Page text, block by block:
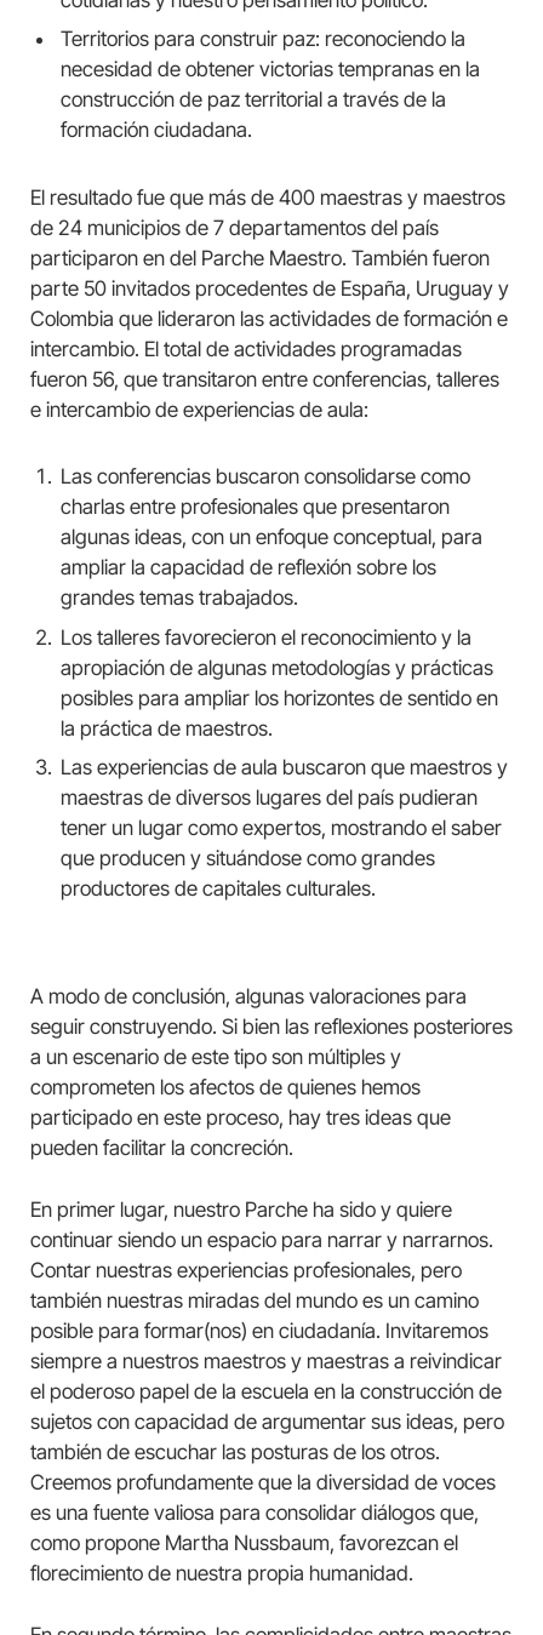
Territorios para construir paz: reconociendo la
necesidad de obtener victorias tempranas en la
construcción de paz territorial a través de la
formación ciudadana.
El resultado fue que más de 400 maestras y maestros
de 24 municipios de 7 departamentos del país
participaron en del Parche Maestro. También fueron
parte 50 invitados procedentes de España, Uruguay y
Colombia que lideraron las actividades de formación e
intercambio. El total de actividades programadas
fueron 56, que transitaron entre conferencias, talleres
e intercambio de experiencias de aula:
Las conferencias buscaron consolidarse como
charlas entre profesionales que presentaron
algunas ideas, con un enfoque conceptual, para
ampliar la capacidad de reflexión sobre los
grandes temas trabajados.
Los talleres favorecieron el reconocimiento y la
apropiación de algunas metodologías y prácticas
posibles para ampliar los horizontes de sentido en
la práctica de maestros.
Las experiencias de aula buscaron que maestros y
maestras de diversos lugares del país pudieran
tener un lugar como expertos, mostrando el saber
que producen y situándose como grandes
productores de capitales culturales.
A modo de conclusión, algunas valoraciones para
seguir construyendo. Si bien las reflexiones posteriores
a un escenario de este tipo son múltiples y
comprometen los afectos de quienes hemos
participado en este proceso, hay tres ideas que
pueden facilitar la concreción.
En primer lugar, nuestro Parche ha sido y quiere
continuar siendo un espacio para narrar y narrarnos.
Contar nuestras experiencias profesionales, pero
también nuestras miradas del mundo es un camino
posible para formar(nos) en ciudadanía. Invitaremos
siempre a nuestros maestros y maestras a reivindicar
el poderoso papel de la escuela en la construcción de
sujetos con capacidad de argumentar sus ideas, pero
también de escuchar las posturas de los otros.
Creemos profundamente que la diversidad de voces
es una fuente valiosa para consolidar diálogos que,
como propone Martha Nussbaum, favorezcan el
florecimiento de nuestra propia humanidad.